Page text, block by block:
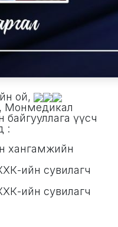
ой,
Монмедикал
үүсч
:
хангамжийн
ийн сувилагч
ийн сувилагч